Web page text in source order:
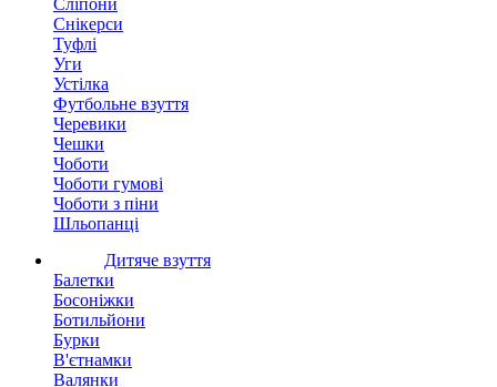
Сліпони
Снікерси
Туфлі
Уги
Устілка
Футбольне взуття
Черевики
Чешки
Чоботи
Чоботи гумові
Чоботи з піни
Шльопанці
Дитяче взуття
Балетки
Босоніжки
Ботильйони
Бурки
В'єтнамки
Валянки